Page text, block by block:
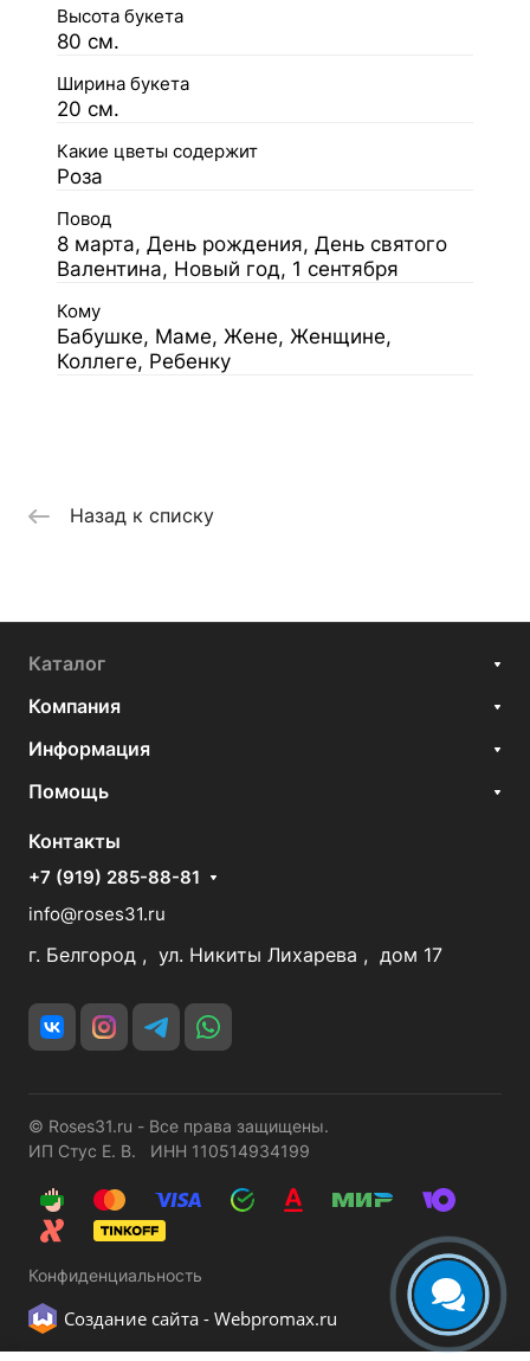
Высота букета
80 см.
Ширина букета
20 см.
Какие цветы содержит
Роза
Повод
8 марта, День рождения, День святого
Валентина, Новый год, 1 сентября
Кому
Бабушке, Маме, Жене, Женщине,
Коллеге, Ребенку
Назад к списку
Каталог
Компания
Информация
Помощь
Контакты
+7 (919) 285-88-81
info@roses31.ru
г. Белгород , ул. Никиты Лихарева , дом 17
© Roses31.ru - Все права защищены.
ИП Стус Е. В. ИНН 110514934199
Конфиденциальность
Создание сайта - Webpromax.ru